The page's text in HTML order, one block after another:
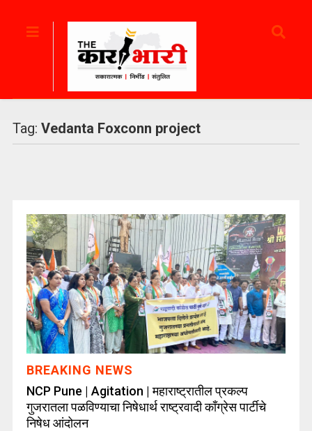
Tag: Vedanta Foxconn project
BREAKING NEWS
NCP Pune | Agitation | महाराष्ट्रातील प्रकल्प
गुजरातला पळविण्याचा निषेधार्थ राष्ट्रवादी काँग्रेस पार्टीचे
निषेध आंदोलन